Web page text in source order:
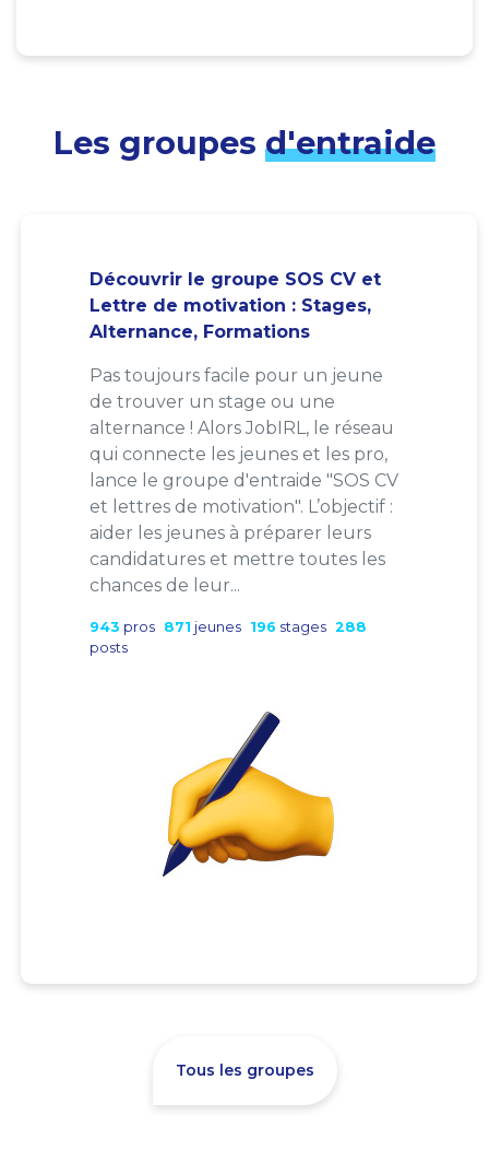
Les groupes d'entraide
Découvrir le groupe SOS CV et
Lettre de motivation : Stages,
Alternance, Formations
Pas toujours facile pour un jeune
de trouver un stage ou une
alternance ! Alors JobIRL, le réseau
qui connecte les jeunes et les pro,
lance le groupe d'entraide "SOS CV
et lettres de motivation". L’objectif :
aider les jeunes à préparer leurs
candidatures et mettre toutes les
chances de leur...
943 pros 871 jeunes 196 stages 288
posts
Tous les groupes